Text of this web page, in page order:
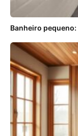
Banheiro